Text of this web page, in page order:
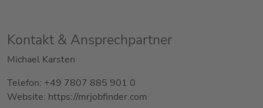
Kontakt & Ansprechpartner
Michael Karsten
Telefon: +49 7807 885 901 0
Website: https://mrjobfinder.com